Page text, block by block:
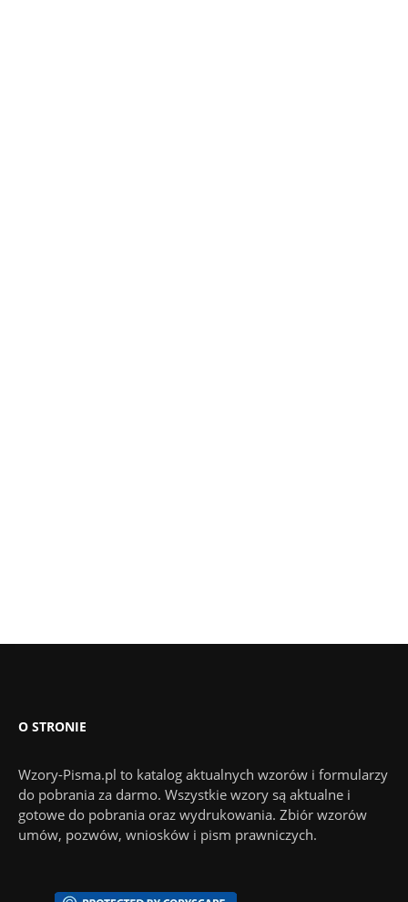
O STRONIE
Wzory-Pisma.pl to katalog aktualnych wzorów i formularzy
do pobrania za darmo. Wszystkie wzory są aktualne i
gotowe do pobrania oraz wydrukowania. Zbiór wzorów
umów, pozwów, wniosków i pism prawniczych.